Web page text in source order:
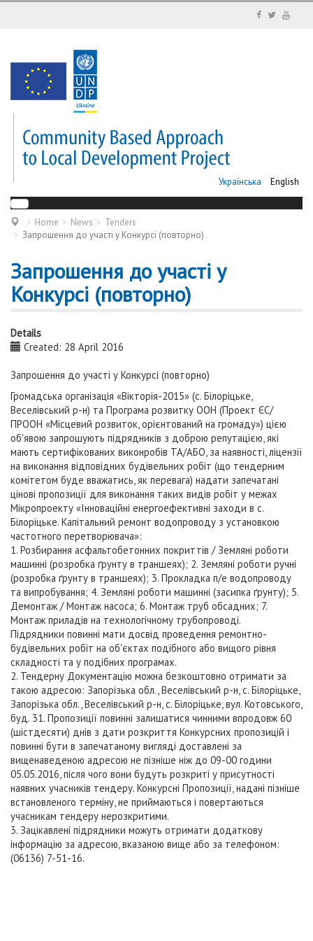
Українська English
Home News
Tenders
Запрошення до участі у Конкурсі (повторно)
Запрошення до участі у
Конкурсі (повторно)
Details
Created: 28 April 2016
Запрошення до участі у Конкурсі (повторно)
Громадська організація «Вікторія-2015» (с. Білоріцьке,
Веселівський р-н) та Програма розвитку ООН (Проект ЄС/
ПРООН «Місцевий розвиток, орієнтований на громаду») цією
об'явою запрошують підрядників з доброю репутацією, які
мають сертифікованих виконробів ТА/АБО, за наявності, ліцензії
на виконання відповідних будівельних робіт (що тендерним
комітетом буде вважатись, як перевага) надати запечатані
цінові пропозиції для виконання таких видів робіт у межах
Мікропроекту «Інноваційні енергоефективні заходи в с.
Білоріцьке. Капітальний ремонт водопроводу з установкою
частотного перетворювача»:
1. Розбирання асфальтобетонних покриттів / Земляні роботи
машинні (розробка ґрунту в траншеях); 2. Земляні роботи ручні
(розробка ґрунту в траншеях); 3. Прокладка п/е водопроводу
та випробування; 4. Земляні роботи машинні (засипка ґрунту); 5.
Демонтаж / Монтаж насоса; 6. Монтаж труб обсадних; 7.
Монтаж приладів на технологічному трубопроводі.
Підрядники повинні мати досвід проведення ремонтно-
будівельних робіт на об'єктах подібного або вищого рівня
складності та у подібних програмах.
2. Тендерну Документацію можна безкоштовно отримати за
такою адресою: Запорізька обл., Веселівський р-н, с. Білоріцьке,
Запорізька обл., Веселівський р-н, с. Білоріцьке, вул. Котовського,
буд. 31. Пропозиції повинні залишатися чинними впродовж 60
(шістдесяти) днів з дати розкриття Конкурсних пропозицій і
повинні бути в запечатаному вигляді доставлені за
вищенаведеною адресою не пізніше ніж до 09-00 години
05.05.2016, після чого вони будуть розкриті у присутності
наявних учасників тендеру. Конкурсні Пропозиції, надані пізніше
встановленого терміну, не приймаються і повертаються
учасникам тендеру нерозкритими.
3. Зацікавлені підрядники можуть отримати додаткову
інформацію за адресою, вказаною вище або за телефоном:
(06136) 7-51-16.